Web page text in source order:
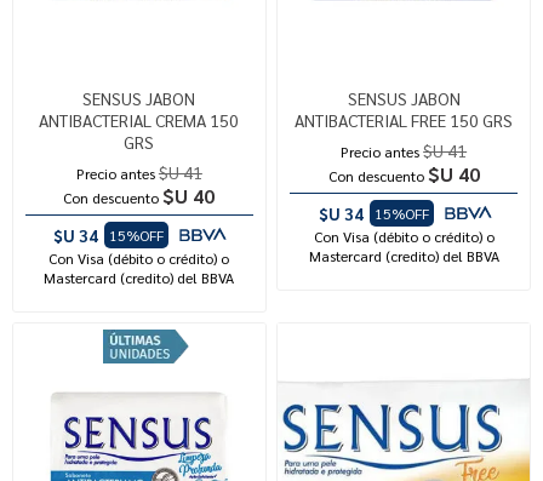
SENSUS JABON
ANTIBACTERIAL CREMA 150
GRS
Precio antes$U 41
Con descuento $U 40
$U 34
15%OFF
Con Visa (débito o crédito) o
Mastercard (credito) del BBVA
SENSUS JABON
ANTIBACTERIAL FREE 150 GRS
Precio antes$U 41
Con descuento $U 40
$U 34
15%OFF
Con Visa (débito o crédito) o
Mastercard (credito) del BBVA